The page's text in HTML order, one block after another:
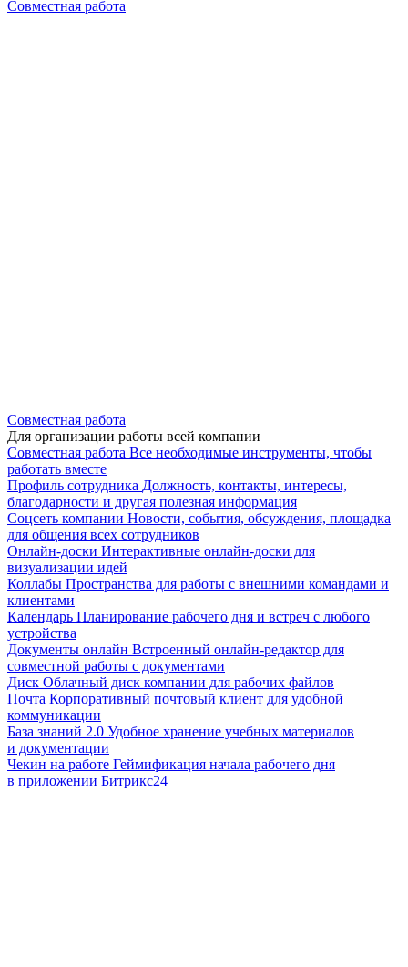
Совместная работа
Совместная работа
Для организации работы всей компании
Совместная работа Все необходимые инструменты, чтобы
работать вместе
Профиль сотрудника Должность, контакты, интересы,
благодарности и другая полезная информация
Соцсеть компании Новости, события, обсуждения, площадка
для общения всех сотрудников
Онлайн-доски Интерактивные онлайн-доски для
визуализации идей
Коллабы Пространства для работы с внешними командами и
клиентами
Календарь Планирование рабочего дня и встреч с любого
устройства
Документы онлайн Встроенный онлайн-редактор для
совместной работы с документами
Диск Облачный диск компании для рабочих файлов
Почта Корпоративный почтовый клиент для удобной
коммуникации
База знаний 2.0 Удобное хранение учебных материалов
и документации
Чекин на работе Геймификация начала рабочего дня
в приложении Битрикс24